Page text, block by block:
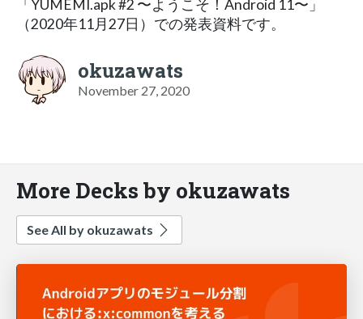
「YUMEMI.apk #2 〜ようこそ！Android 11〜」
（2020年11月27日）での発表資料です。
okuzawats
November 27, 2020
More Decks by okuzawats
See All by okuzawats